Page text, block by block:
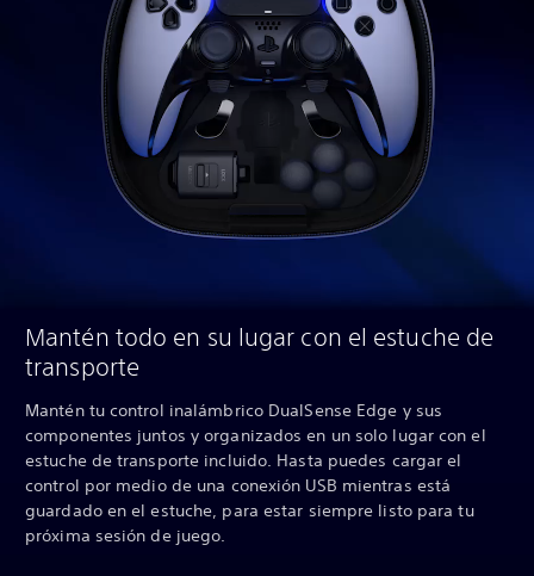
Mantén todo en su lugar con el estuche de
transporte
Mantén tu control inalámbrico DualSense Edge y sus
componentes juntos y organizados en un solo lugar con el
estuche de transporte incluido. Hasta puedes cargar el
control por medio de una conexión USB mientras está
guardado en el estuche, para estar siempre listo para tu
próxima sesión de juego.